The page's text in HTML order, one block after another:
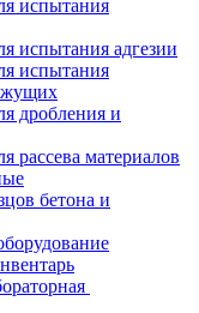
испытания
испытания адгезии
испытания
дробления и
рассева материалов
бетона и